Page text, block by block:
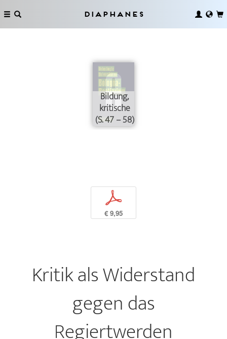
Diaphanes
Bildung,
kritische
(S. 47 – 58)
p
€ 9,95
Kritik als Widerstand
gegen das
Regiertwerden